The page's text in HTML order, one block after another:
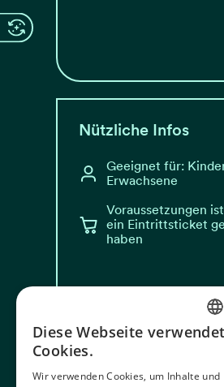
Nützliche Infos
Geeignet für:
Erwachsene
Voraussetzungen
ein Eintrittsticket
haben
NORWEGIAN
Diese Webseite verwendet
Cookies.
Wir verwenden Cookies, um Inhalte und